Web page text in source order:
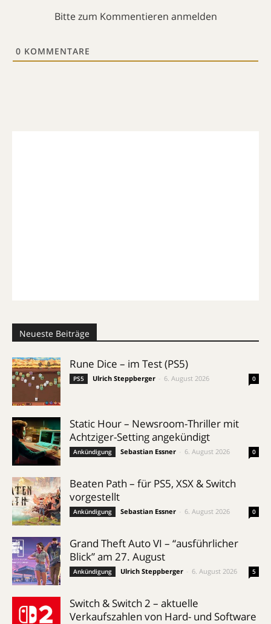
Bitte zum Kommentieren anmelden
0 KOMMENTARE
Neueste Beiträge
Rune Dice – im Test (PS5)
PS5 Ulrich Steppberger 6. August 2026 0
Static Hour – Newsroom-Thriller mit
Achtziger-Setting angekündigt
Ankündigung Sebastian Essner 6. August 2026 0
Beaten Path – für PS5, XSX & Switch
vorgestellt
Ankündigung Sebastian Essner 6. August 2026 0
Grand Theft Auto VI – “ausführlicher
Blick” am 27. August
Ankündigung Ulrich Steppberger 6. August 2026 5
Switch & Switch 2 – aktuelle
Verkaufszahlen von Hard- und Software